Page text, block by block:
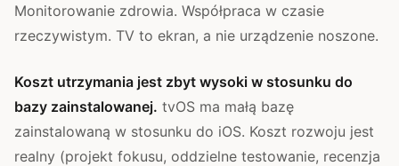
Monitorowanie zdrowia. Współpraca w czasie
rzeczywistym. TV to ekran, a nie urządzenie noszone.
Koszt utrzymania jest zbyt wysoki w stosunku do
bazy zainstalowanej. tvOS ma małą bazę
zainstalowaną w stosunku do iOS. Koszt rozwoju jest
realny (projekt fokusu, oddzielne testowanie, recenzja